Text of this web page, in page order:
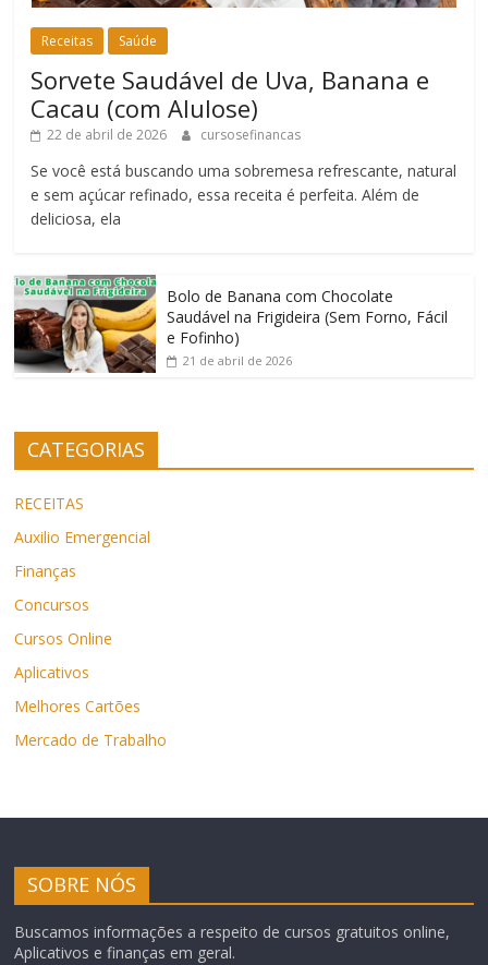
Receitas Saúde
Sorvete Saudável de Uva, Banana e
Cacau (com Alulose)
22 de abril de 2026 cursosefinancas
Se você está buscando uma sobremesa refrescante, natural
e sem açúcar refinado, essa receita é perfeita. Além de
deliciosa, ela
Bolo de Banana com Chocolate
Saudável na Frigideira (Sem Forno, Fácil
e Fofinho)
21 de abril de 2026
CATEGORIAS
RECEITAS
Auxilio Emergencial
Finanças
Concursos
Cursos Online
Aplicativos
Melhores Cartões
Mercado de Trabalho
SOBRE NÓS
Buscamos informações a respeito de cursos gratuitos online,
Aplicativos e finanças em geral.